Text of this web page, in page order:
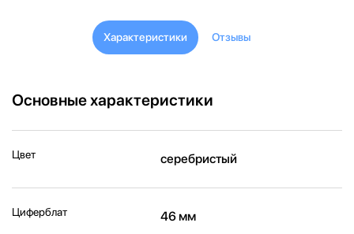
Характеристики Отзывы
Основные характеристики
Цвет серебристый
Циферблат 46 мм